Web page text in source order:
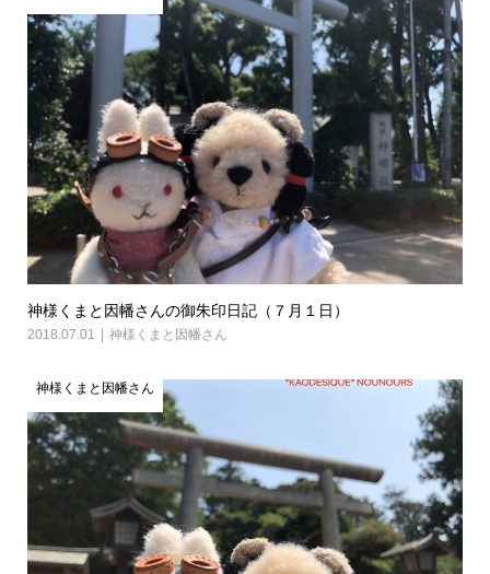
神様くまと因幡さんの御朱印日記（７月１日）
2018.07.01 神様くまと因幡さん
神様くまと因幡さん